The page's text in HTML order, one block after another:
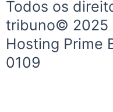
Todos os
tribuno© 2025
Hosting Prime
0109